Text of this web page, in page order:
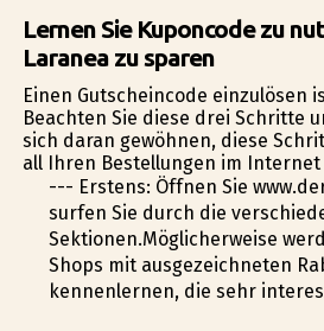
Lernen Sie Kuponcode zu
Laranea zu sparen
Einen Gutscheincode einzulösen
Beachten Sie diese drei Schritte
sich daran gewöhnen, diese
all Ihren Bestellungen im
--- Erstens: Öffnen Sie
surfen Sie durch die
Sektionen.Möglicherweise
Shops mit ausgezeichneten
kennenlernen, die sehr